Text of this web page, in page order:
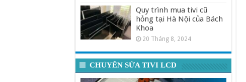
Quy trình mua tivi cũ
hỏng tại Hà Nội của Bách
Khoa
20 Tháng 8, 2024
CHUYÊN SỬA TIVI LCD